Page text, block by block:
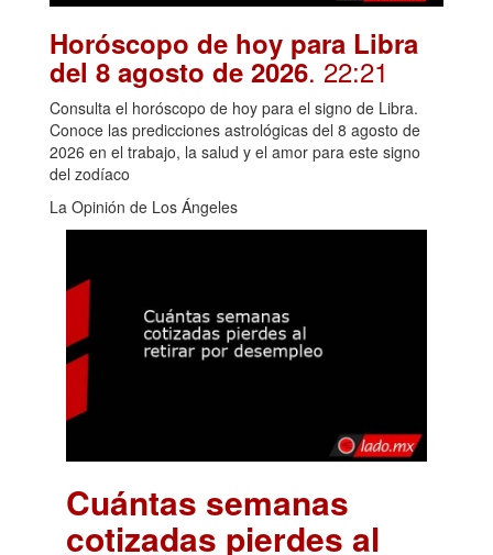
Horóscopo de hoy para Libra
del 8 agosto de 2026. 22:21
Consulta el horóscopo de hoy para el signo de Libra.
Conoce las predicciones astrológicas del 8 agosto de
2026 en el trabajo, la salud y el amor para este signo
del zodíaco
La Opinión de Los Ángeles
Cuántas semanas
cotizadas pierdes al